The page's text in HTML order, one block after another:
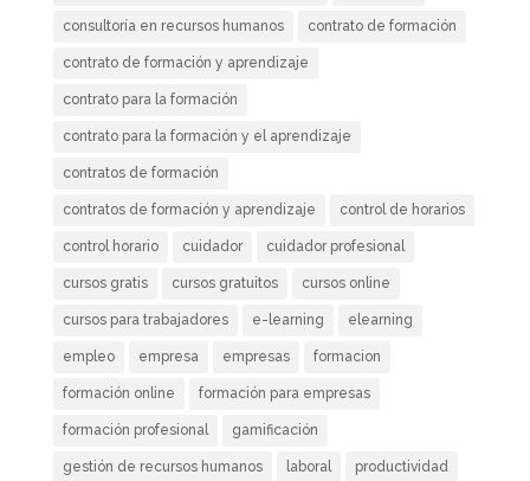
consultoría en recursos humanos contrato de formación
contrato de formación y aprendizaje
contrato para la formación
contrato para la formación y el aprendizaje
contratos de formación
contratos de formación y aprendizaje control de horarios
control horario cuidador cuidador profesional
cursos gratis cursos gratuitos cursos online
cursos para trabajadores e-learning elearning
empleo empresa empresas formacion
formación online formación para empresas
formación profesional gamificación
gestión de recursos humanos laboral productividad